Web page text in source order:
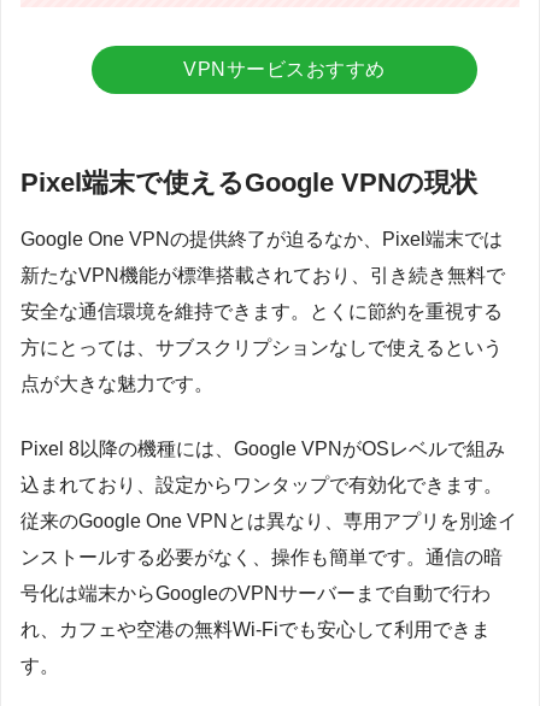
VPNサービスおすすめ
Pixel端末で使えるGoogle VPNの現状
Google One VPNの提供終了が迫るなか、Pixel端末では
新たなVPN機能が標準搭載されており、引き続き無料で
安全な通信環境を維持できます。とくに節約を重視する
方にとっては、サブスクリプションなしで使えるという
点が大きな魅力です。
Pixel 8以降の機種には、Google VPNがOSレベルで組み
込まれており、設定からワンタップで有効化できます。
従来のGoogle One VPNとは異なり、専用アプリを別途イ
ンストールする必要がなく、操作も簡単です。通信の暗
号化は端末からGoogleのVPNサーバーまで自動で行わ
れ、カフェや空港の無料Wi-Fiでも安心して利用できま
す。